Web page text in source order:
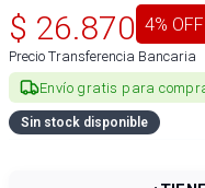
$ 26.870 4% OFF
Precio Transferencia Bancaria
Envío gratis para
Sin stock disponible